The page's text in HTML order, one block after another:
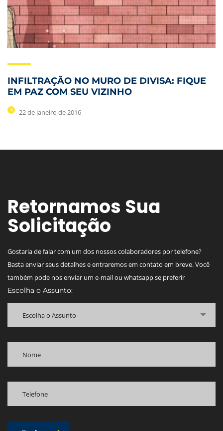
INFILTRAÇÃO NO MURO DE DIVISA: FIQUE
EM PAZ COM SEU VIZINHO
22 de janeiro de 2016
Retornamos Sua
Solicitação
Gostaria de falar com um dos nossos colaboradores por telefone?
Basta enviar seus detalhes e entraremos em contato em breve. Você
também pode nos enviar um e-mail ou whatsapp se preferir
Escolha o Assunto:
Escolha o Assunto